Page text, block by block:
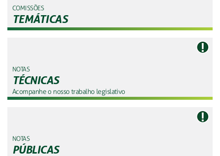
COMISSÕES
TEMÁTICAS
NOTAS
TÉCNICAS
Acompanhe o nosso trabalho legislativo
NOTAS
PÚBLICAS